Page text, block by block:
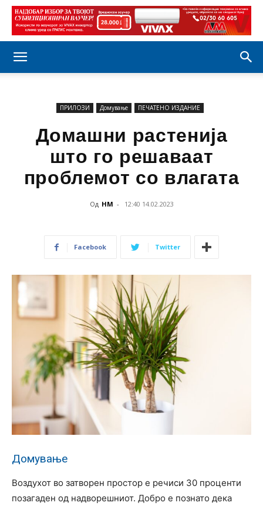
ПРИЛОЗИ Домување ПЕЧАТЕНО ИЗДАНИЕ
Домашни растенија
што го решаваат
проблемот со влагата
Од НМ - 12:40 14.02.2023
Facebook Twitter
Домување
Воздухот во затворен простор е речиси 30 проценти
позагаден од надворешниот. Добро е познато дека